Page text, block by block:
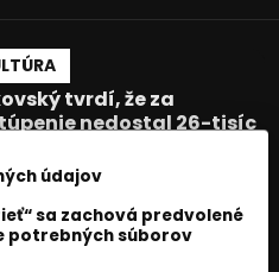
tvrdí, že za
nedostal 26-tisíc
Novák
06 júl 2026
čítania
údajov
sa zachová predvolené
potrebných súborov